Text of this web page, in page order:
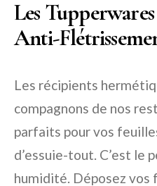
Les Tupperwares
Anti-
Les récipients
compagnons de nos
parfaits pour vos
d’essuie-tout. C’est
humidité. Déposez vos